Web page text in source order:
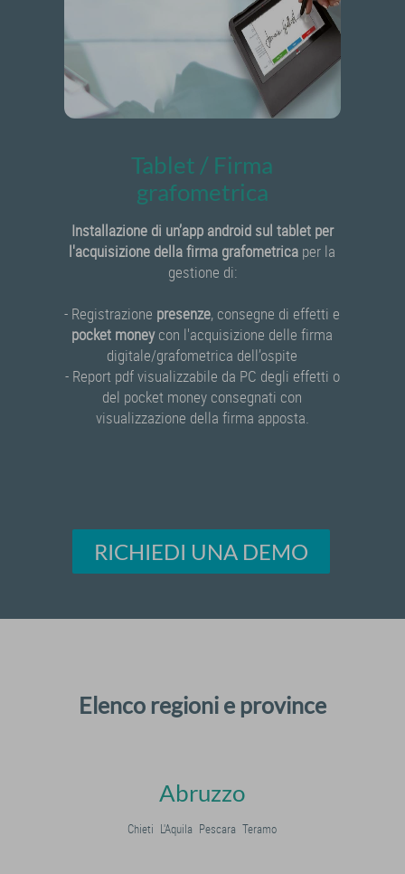
Tablet / Firma
grafometrica
Installazione di un’app android sul tablet per
l'acquisizione della firma grafometrica per la
gestione di:
- Registrazione presenze, consegne di effetti e
pocket moneycon l'acquisizione delle firma
digitale/grafometrica dell’ospite
- Report pdf visualizzabile da PC degli effetti o
del pocket money consegnati con
visualizzazione della firma apposta.
RICHIEDI UNA DEMO
Elenco regioni e province
Abruzzo
Chieti L'Aquila Pescara Teramo